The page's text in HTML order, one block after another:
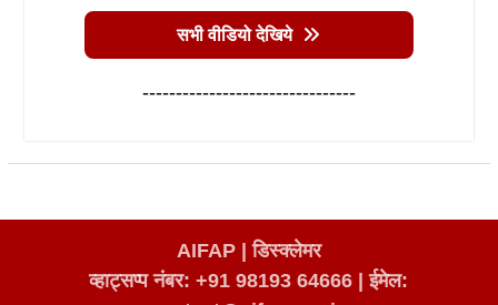
सभी वीडियो देखिये
--------------------------------
AIFAP |डिस्क्लेमर
व्हाट्सप्प नंबर: +91 98193 64666 |ईमेल: